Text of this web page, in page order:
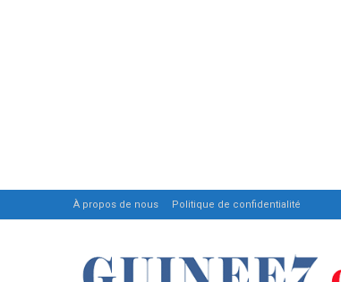
À propos de nous Politique de confidentialité